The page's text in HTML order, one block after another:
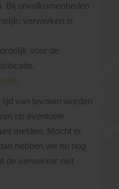
Bij onvolkomenheden
verwerken is
voor de
van tevoren worden
op eventuele
melden. Mocht er
hebben we nu nog
de verwerker niet